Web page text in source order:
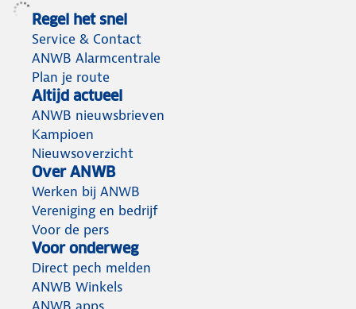
Regel het snel
Service & Contact
ANWB Alarmcentrale
Plan je route
Altijd actueel
ANWB nieuwsbrieven
Kampioen
Nieuwsoverzicht
Over ANWB
Werken bij ANWB
Vereniging en bedrijf
Voor de pers
Voor onderweg
Direct pech melden
ANWB Winkels